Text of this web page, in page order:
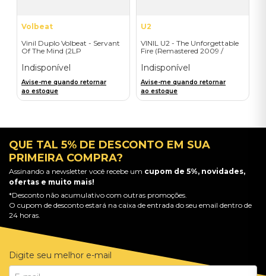
Volbeat
Vinil Duplo Volbeat - Servant
Of The Mind (2LP
Importado
Indisponível
Avise-me quando retornar
ao estoque
U2
VINIL U2 - The Unforgettable
Fire (Remastered 2009 /
Importado
Indisponível
Avise-me quando retornar
ao estoque
QUE TAL 5% DE DESCONTO EM SUA
PRIMEIRA COMPRA?
Assinando a newsletter você recebe um cupom de 5%, novidades,
ofertas e muito mais!
*Desconto não acumulativo com outras promoções.
O cupom de desconto estará na caixa de entrada do seu email dentro de
24 horas.
Digite seu melhor e-mail